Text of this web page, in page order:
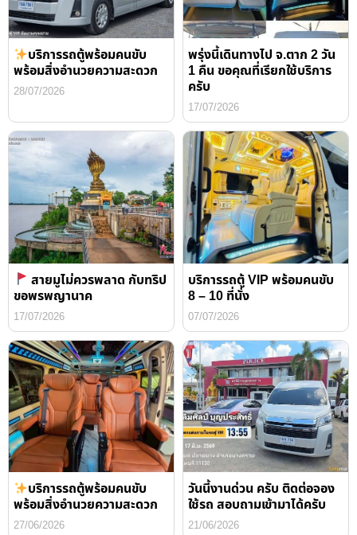
บริการรถตู้พร้อมคนขับ
พร้อมสิ่งอำนวยความสะดวก
28/07/2026
พรุ่งนี้เดินทางไป จ.ตาก 2 วัน
1 คืน ขอคุณที่เรียกใช้บริการ
ครับ
17/07/2026
สายมูไม่ควรพลาด กับทริป
ขอพรพญานาค
17/07/2026
บริการรถตู้ VIP พร้อมคนขับ
8 – 10 ที่นั่ง
07/07/2026
บริการรถตู้พร้อมคนขับ
พร้อมสิ่งอำนวยความสะดวก
27/06/2026
วันนี้งานด่วน ครับ ติดต่อจอง
ใช้รถ สอบถามเข้ามาได้ครับ
21/06/2026